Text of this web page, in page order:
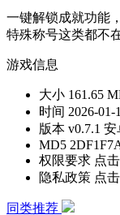
一键解锁成就功能
特殊称号这类都不
游戏信息
大小 161.65
时间 2026-01-
版本 v0.7.1 安
MD5
权限要求 点
隐私政策 点
同类推荐